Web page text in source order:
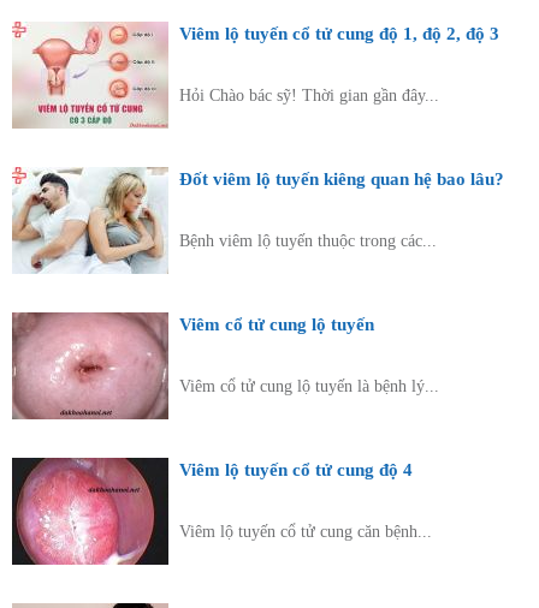
Viêm lộ tuyến cổ tử cung độ 1, độ 2, độ 3
Hỏi Chào bác sỹ! Thời gian gần đây...
Đốt viêm lộ tuyến kiêng quan hệ bao lâu?
Bệnh viêm lộ tuyến thuộc trong các...
Viêm cổ tử cung lộ tuyến
Viêm cổ tử cung lộ tuyến là bệnh lý...
Viêm lộ tuyến cổ tử cung độ 4
Viêm lộ tuyến cổ tử cung căn bệnh...